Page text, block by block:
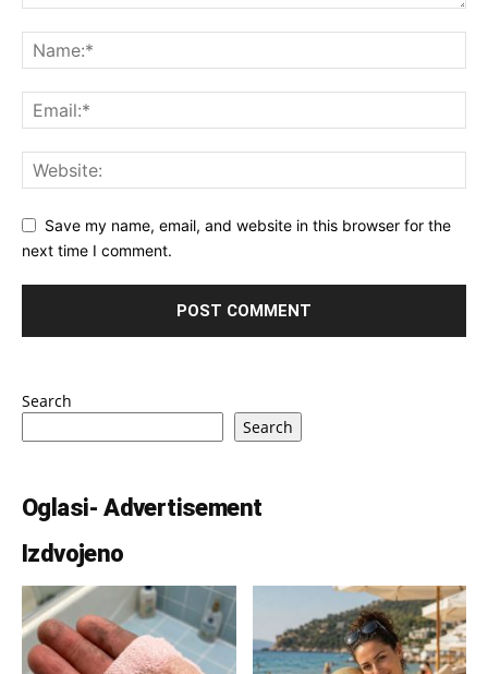
Save my name, email, and website in this browser for the
next time I comment.
Search
Search
Oglasi- Advertisement
Izdvojeno